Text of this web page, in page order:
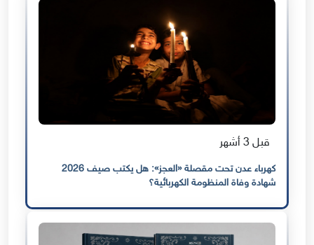
قبل 3 أشهر
كهرباء عدن تحت مقصلة «العجز»: هل يكتب صيف 2026
شهادة وفاة المنظومة الكهربائية؟